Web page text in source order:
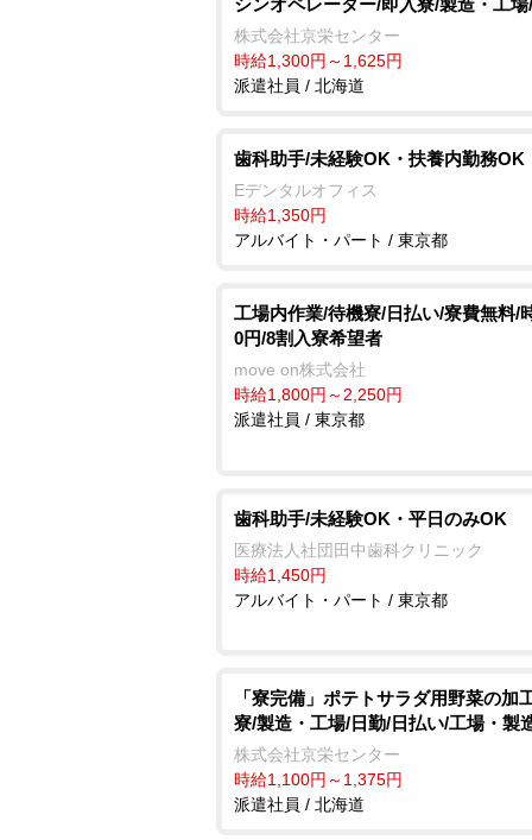
シンオペレーター/即入寮/製造・工
株式会社京栄センター
時給1,300円～1,625円
派遣社員 / 北海道
歯科助手/未経験OK・扶養内勤務OK
Eデンタルオフィス
時給1,350円
アルバイト・パート / 東京都
工場内作業/待機寮/日払い/寮費無料/
0円/8割入寮希望者
move on株式会社
時給1,800円～2,250円
派遣社員 / 東京都
歯科助手/未経験OK・平日のみOK
医療法人社団田中歯科クリニック
時給1,450円
アルバイト・パート / 東京都
「寮完備」ポテトサラダ用野菜の加
寮/製造・工場/日勤/日払い/工場・製
株式会社京栄センター
時給1,100円～1,375円
派遣社員 / 北海道